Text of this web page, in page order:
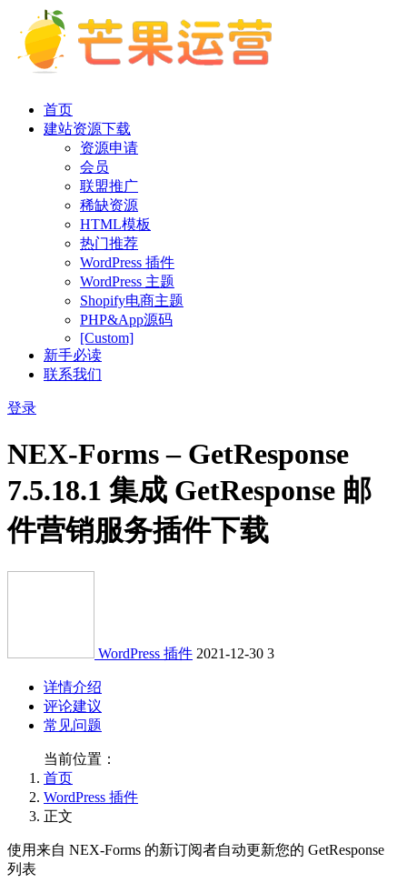
首页
建站资源下载
资源申请
会员
联盟推广
稀缺资源
HTML模板
热门推荐
WordPress 插件
WordPress 主题
Shopify电商主题
PHP&App源码
[Custom]
新手必读
联系我们
登录
NEX-Forms – GetResponse
7.5.18.1 集成 GetResponse 邮
件营销服务插件下载
WordPress 插件 2021-12-30 3
详情介绍
评论建议
常见问题
当前位置：
首页
WordPress 插件
正文
使用来自 NEX-Forms 的新订阅者自动更新您的 GetResponse
列表